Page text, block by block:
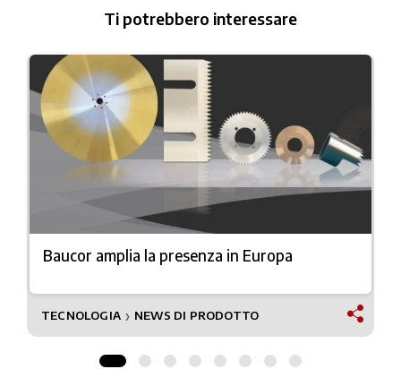
Ti potrebbero interessare
Baucor amplia la presenza in Europa
TECNOLOGIA ❯ NEWS DI PRODOTTO